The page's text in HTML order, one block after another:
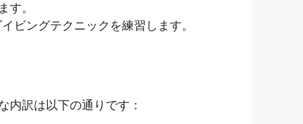
す。
ビングテクニックを練習します。
内訳は以下の通りです：